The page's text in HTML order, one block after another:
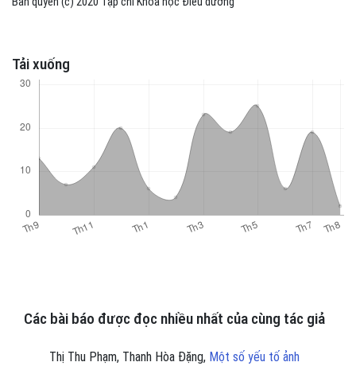
Tải xuống
Các bài báo được đọc nhiều nhất của cùng tác giả
Thị Thu Phạm, Thanh Hòa Đặng, Một số yếu tố ảnh